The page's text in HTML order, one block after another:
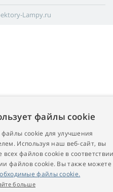
Lampy.ru
файлы cookie
файлы cookie для улучшения
Используя наш веб-сайт, вы
файлов cookie в
файлов cookie. Вы также можете
файлы cookie.
больше